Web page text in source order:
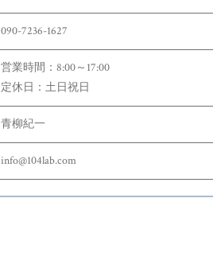
090-7236-1627
営業時間：8:00～17:00
定休日：土日祝日
青柳紀一
info@104lab.com